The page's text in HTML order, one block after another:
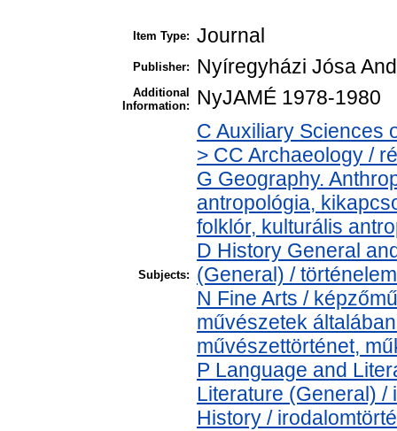
Item Type: Journal
Publisher: Nyíregyházi Jósa
Additional
Information:
NyJAMÉ 1978-1980
Subjects:
C Auxiliary Sciences
> CC Archaeology /
G Geography.
antropológia,
folklór, kulturális
D History General
(General) /
N Fine Arts /
művészetek
művészettörténet,
P Language and
Literature (General) /
History /